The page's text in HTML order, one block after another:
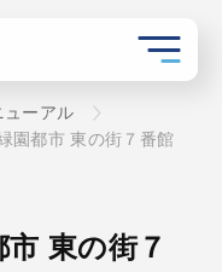
ューアル
園都市 東の街７番館
東の街７